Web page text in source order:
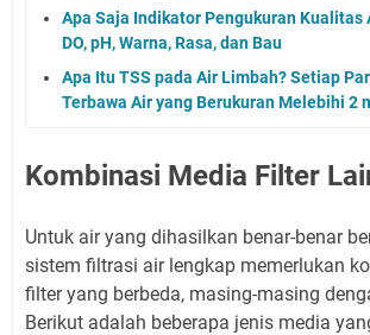
Apa Saja Indikator Pengukuran Kualitas
DO, pH, Warna, Rasa, dan Bau
Apa Itu TSS pada Air Limbah? Setiap
Terbawa Air yang Berukuran Melebihi 2
Kombinasi Media Filter
Untuk air yang dihasilkan benar-benar
sistem filtrasi air lengkap memerlukan
filter yang berbeda, masing-masing
Berikut adalah beberapa jenis media